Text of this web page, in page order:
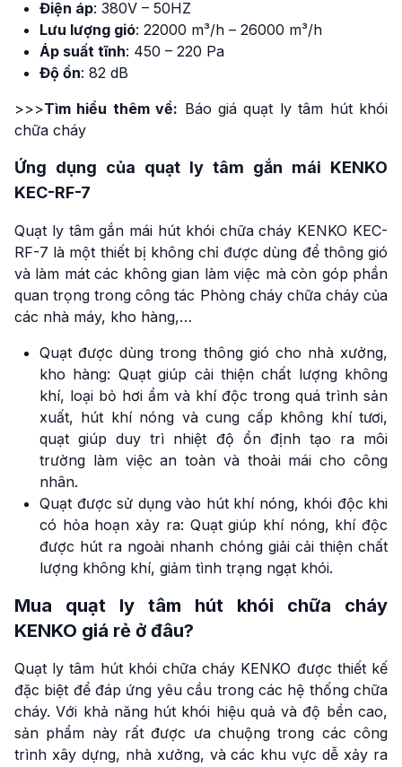
Điện áp: 380V – 50HZ
Lưu lượng gió: 22000 m³/h – 26000 m³/h
Áp suất tĩnh: 450 – 220 Pa
Độ ồn: 82 dB
>>>Tìm hiểu thêm về: Báo giá quạt ly tâm hút khói
chữa cháy
Ứng dụng của quạt ly tâm gắn mái KENKO
KEC-RF-7
Quạt ly tâm gắn mái hút khói chữa cháy KENKO KEC-
RF-7 là một thiết bị không chỉ được dùng để thông gió
và làm mát các không gian làm việc mà còn góp phần
quan trọng trong công tác Phòng cháy chữa cháy của
các nhà máy, kho hàng,…
Quạt được dùng trong thông gió cho nhà xưởng,
kho hàng: Quạt giúp cải thiện chất lượng không
khí, loại bỏ hơi ẩm và khí độc trong quá trình sản
xuất, hút khí nóng và cung cấp không khí tươi,
quạt giúp duy trì nhiệt độ ổn định tạo ra môi
trường làm việc an toàn và thoải mái cho công
nhân.
Quạt được sử dụng vào hút khí nóng, khói độc khi
có hỏa hoạn xảy ra: Quạt giúp khí nóng, khí độc
được hút ra ngoài nhanh chóng giải cải thiện chất
lượng không khí, giảm tình trạng ngạt khói.
Mua quạt ly tâm hút khói chữa cháy
KENKO giá rẻ ở đâu?
Quạt ly tâm hút khói chữa cháy KENKO được thiết kế
đặc biệt để đáp ứng yêu cầu trong các hệ thống chữa
cháy. Với khả năng hút khói hiệu quả và độ bền cao,
sản phẩm này rất được ưa chuộng trong các công
trình xây dựng, nhà xưởng, và các khu vực dễ xảy ra